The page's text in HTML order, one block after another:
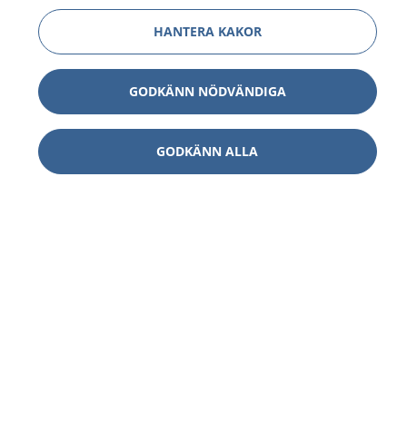
HANTERA KAKOR
GODKÄNN NÖDVÄNDIGA
GODKÄNN ALLA